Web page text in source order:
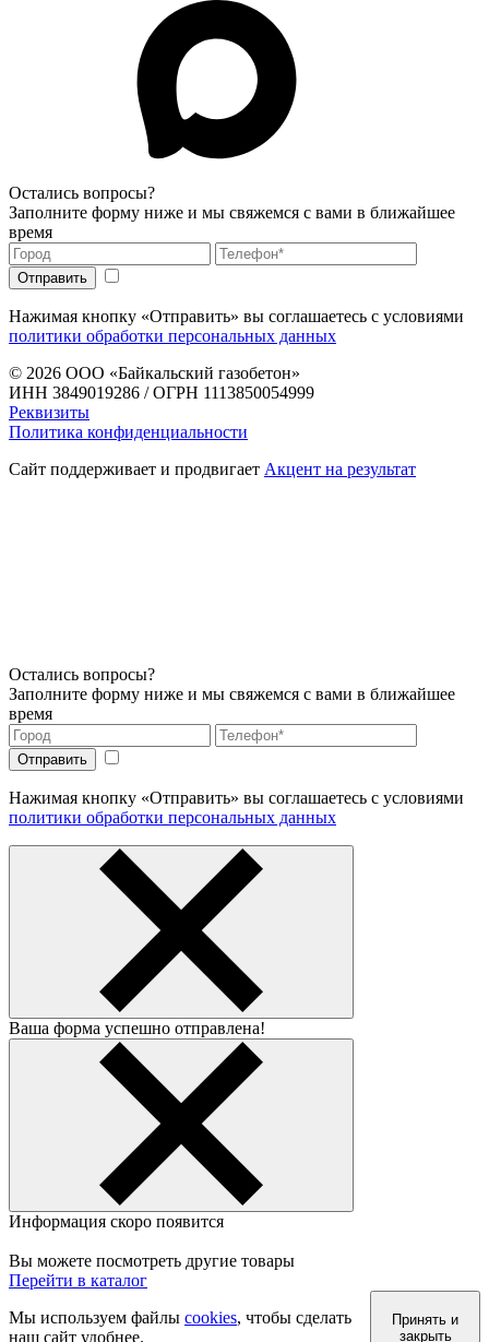
Остались вопросы?
Заполните форму ниже и мы свяжемся с вами в ближайшее
время
Нажимая кнопку «Отправить» вы соглашаетесь с условиями
политики обработки персональных данных
© 2026 ООО «Байкальский газобетон»
ИНН 3849019286 / ОГРН 1113850054999
Реквизиты
Политика конфиденциальности
Сайт поддерживает и продвигает Акцент на результат
Остались вопросы?
Заполните форму ниже и мы свяжемся с вами в ближайшее
время
Нажимая кнопку «Отправить» вы соглашаетесь с условиями
политики обработки персональных данных
Ваша форма успешно отправлена!
Информация скоро появится
Вы можете посмотреть другие товары
Перейти в каталог
Мы используем файлы cookies, чтобы сделать
наш сайт удобнее.
Принять и
закрыть